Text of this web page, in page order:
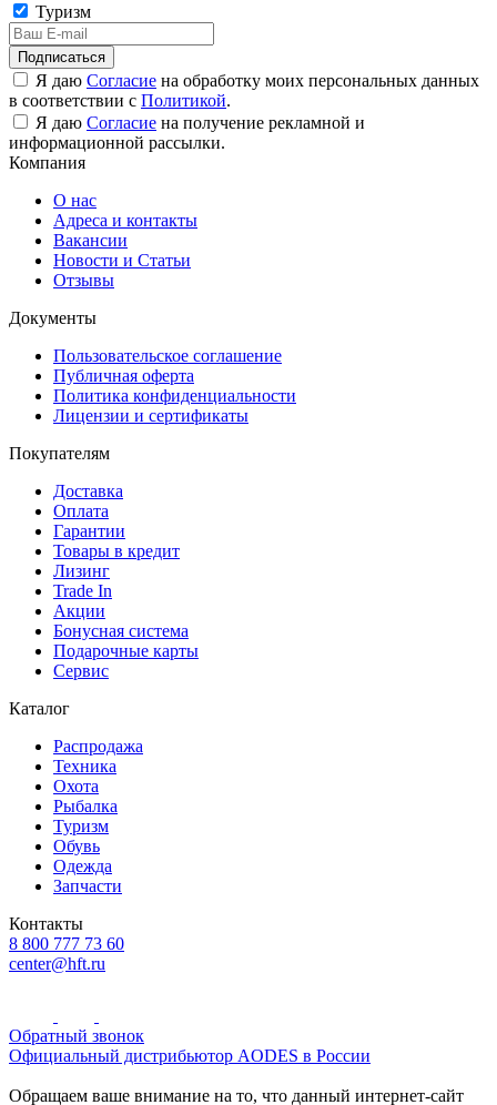
Туризм
Подписаться
Я даю Согласие на обработку моих персональных данных
в соответствии с Политикой.
Я даю Согласие на получение рекламной и
информационной рассылки.
Компания
О нас
Адреса и контакты
Вакансии
Новости и Статьи
Отзывы
Документы
Пользовательское соглашение
Публичная оферта
Политика конфиденциальности
Лицензии и сертификаты
Покупателям
Доставка
Оплата
Гарантии
Товары в кредит
Лизинг
Trade In
Акции
Бонусная система
Подарочные карты
Сервис
Каталог
Распродажа
Техника
Охота
Рыбалка
Туризм
Обувь
Одежда
Запчасти
Контакты
8 800 777 73 60
center@hft.ru
Обратный звонок
Официальный дистрибьютор AODES в России
Обращаем ваше внимание на то, что данный интернет-сайт